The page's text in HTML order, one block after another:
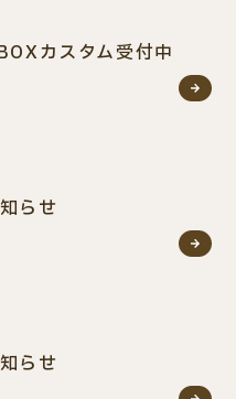
カスタム受付中
らせ
らせ